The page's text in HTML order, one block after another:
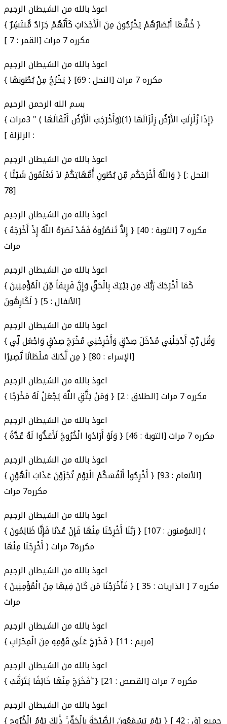
اعوذ بالله من الشيطان الرجيم
{ خُشَّعًا أَبْصَارُهُمْ يَخْرُجُونَ مِنَ الْأَجْدَاثِ كَأَنَّهُمْ جَرَادٌ مُّنتَشِرٌ }
[ القمر : 7] مكرره 7 مرات
اعوذ بالله من الشيطان الرجيم
{ يَخْرُجُ مِنْ بُطُونِهَا } [النحل : 69] مكرره 7 مرات
بسم الله الرحمن الرحيم
{ إِذَا زُلْزِلَتِ الأَرْضُ زِلْزَالَهَا (1)(وَأَخْرَجَتِ الْأَرْضُ أَثْقَالَهَا ) " 3مرات}
[ الزلزلة :
اعوذ بالله من الشيطان الرجيم
{ وَاللّهُ أَخْرَجَكُم مِّن بُطُونِ أُمَّهَاتِكُمْ لاَ تَعْلَمُونَ شَيْئًا } [النحل :
78]
اعوذ بالله من الشيطان الرجيم
{ إِلاَّ تَنصُرُوهُ فَقَدْ نَصَرَهُ اللّهُ إِذْ أَخْرَجَهُ } [التوبة : 40] مكرره 7
مرات
اعوذ بالله من الشيطان الرجيم
{ كَمَا أَخْرَجَكَ رَبُّكَ مِن بَيْتِكَ بِالْحَقِّ وَإِنَّ فَرِيقاً مِّنَ الْمُؤْمِنِينَ
لَكَارِهُونَ } [الأنفال : 5]
اعوذ بالله من الشيطان الرجيم
{ وَقُل رَّبِّ أَدْخِلْنِي مُدْخَلَ صِدْقٍ وَأَخْرِجْنِي مُخْرَجَ صِدْقٍ وَاجْعَل لِّي
مِن لَّدُنكَ سُلْطَانًا نَّصِيرًا } [الإسراء : 80]
اعوذ بالله من الشيطان الرجيم
{ وَمَنْ يَتَّقِ اللَّهَ يَجْعَلْ لَهُ مَخْرَجًا } [الطلاق : 2] مكرره 7 مرات
اعوذ بالله من الشيطان الرجيم
{ وَلَوْ أَرَادُوا الْخُرُوجَ لَأَعَدُّوا لَهُ عُدَّةً } [التوبة : 46] مكرره 7 مرات
{ أَخْرِجُواْ أَنْفُسَكُمْ الْيَوْمَ تُجْزَوْنَ عَذَابَ الْهُوْنِ } [الأنعام : 93]
مكرره7 مرات
اعوذ بالله من الشيطان الرجيم
{ رَبَّنَا أَخْرِجْنَا مِنْهَا فَإِنْ عُدْنَا فَإِنَّا ظَالِمُونَ } [المؤمنون : 107] (
أَخْرِجْنَا مِنْهَا ) مكررة7 مرات
اعوذ بالله من الشيطان الرجيم
{ فَأَخْرَجْنَا مَن كَانَ فِيهَا مِنَ الْمُؤْمِنِينَ } [ الذاريات : 35 ] مكرره 7
مرات
اعوذ بالله من الشيطان الرجيم
{ فَخَرَجَ عَلَىٰ قَوْمِهِ مِنَ الْمِحْرَابِ } [مريم : 11]
اعوذ بالله من الشيطان الرجيم
{ فَخَرَجَ مِنْهَا خَائِفًا يَتَرَقَّبُ ۖ } [القصص : 21] مكرره 7 مرات
اعوذ بالله من الشيطان الرجيم
{ يَوْمَ يَسْمَعُونَ الصَّيْحَةَ بِالْحَقِّ ۚ ذَٰلِكَ يَوْمُ الْخُرُوجِ } [ ق : 42] جميع